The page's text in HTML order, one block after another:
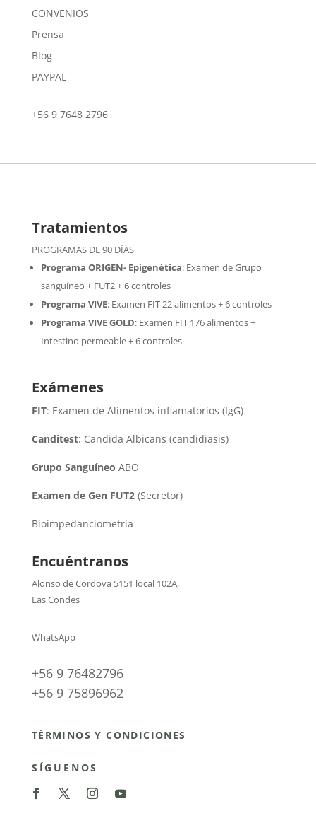
CONVENIOS
Prensa
Blog
PAYPAL
+56 9 7648 2796
Tratamientos
PROGRAMAS DE 90 DÍAS
Programa ORIGEN- Epigenética:Examen de Grupo
sanguíneo + FUT2 + 6 controles
Programa VIVE: Examen FIT 22 alimentos + 6 controles
Programa VIVE GOLD: Examen FIT 176 alimentos +
Intestino permeable + 6 controles
Exámenes
FIT: Examen de Alimentos inflamatorios (IgG)
Canditest: Candida Albicans (candidiasis)
Grupo Sanguíneo ABO
Examen de Gen FUT2(Secretor)
Bioimpedanciometría
Encuéntranos
Alonso de Cordova 5151 local 102A,
Las Condes
WhatsApp
+56 9 76482796
+56 9 75896962
TÉRMINOS Y CONDICIONES
SÍGUENOS